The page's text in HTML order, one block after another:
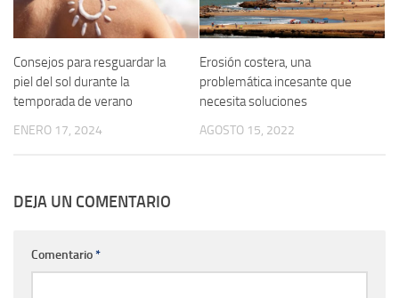
Consejos para resguardar la
piel del sol durante la
temporada de verano
ENERO 17, 2024
Erosión costera, una
problemática incesante que
necesita soluciones
AGOSTO 15, 2022
DEJA UN COMENTARIO
Comentario*